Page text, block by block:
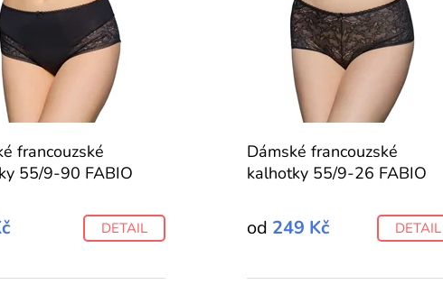
francouzské
55/9-90 FABIO
DETAIL
Dámské francouzské
kalhotky 55/9-26 FABIO
od 249 Kč DETAIL